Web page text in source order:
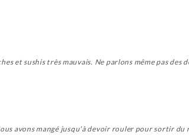
et sushis très mauvais. Ne parlons même pas des
avons mangé jusqu'à devoir rouler pour sortir